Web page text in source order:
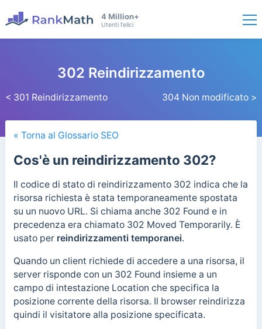
4 Million+
Utenti felici
< 301 Reindirizzamento
302 Reindirizzamento
304 Non modificato >
« Torna al Glossario SEO
Cos'è un reindirizzamento 302?
Il codice di stato di reindirizzamento 302 indica che la
risorsa richiesta è stata temporaneamente spostata
su un nuovo URL. Si chiama anche 302 Found e in
precedenza era chiamato 302 Moved Temporarily. È
usato per reindirizzamenti temporanei.
Quando un client richiede di accedere a una risorsa, il
server risponde con un 302 Found insieme a un
campo di intestazione Location che specifica la
posizione corrente della risorsa. Il browser reindirizza
quindi il visitatore alla posizione specificata.